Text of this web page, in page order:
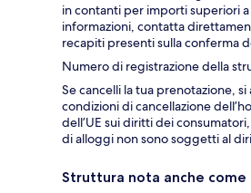
in contanti per importi superiori
informazioni, contatta
recapiti presenti sulla conferma
Numero di registrazione della
Se cancelli la tua prenotazione,
condizioni di cancellazione
dell’UE sui diritti dei
di alloggi non sono soggetti al
Struttura nota anche come